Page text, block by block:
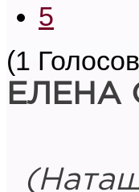
5
(1
ЕЛЕНА